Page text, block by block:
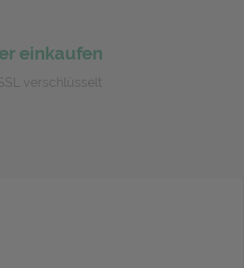
einkaufen
verschlüsselt